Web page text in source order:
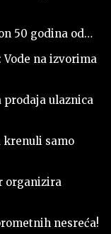
50 godina od…
Vode na izvorima
prodaja ulaznica
krenuli samo
organizira
nesreća!